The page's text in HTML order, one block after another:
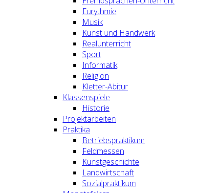
Eurythmie
Musik
Kunst und Handwerk
Realunterricht
Sport
Informatik
Religion
Kletter-Abitur
Klassenspiele
Historie
Projektarbeiten
Praktika
Betriebspraktikum
Feldmessen
Kunstgeschichte
Landwirtschaft
Sozialpraktikum